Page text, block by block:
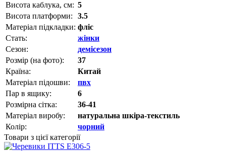
Висота каблука, см: 5
Висота платформи:
3.5
Матеріал підкладки: фліс
Стать:
жінки
Сезон:
демісезон
Розмір (на фото):
37
Країна:
Китай
Матеріал підошви:
пвх
Пар в ящику:
6
Розмірна сітка:
36-41
Матеріал виробу:
натуральна шкіра-текстиль
Колір:
чорний
Товари з цієї категорії